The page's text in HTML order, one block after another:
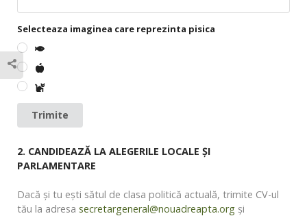
Selecteaza imaginea care reprezinta pisica
Trimite
2. CANDIDEAZĂ LA ALEGERILE LOCALE ŞI
PARLAMENTARE
Dacă şi tu eşti sătul de clasa politică actuală, trimite CV-ul
tău la adresa secretargeneral@nouadreapta.org şi